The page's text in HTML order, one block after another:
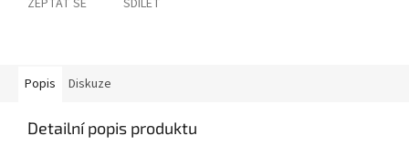
ZEPTAT SE SDÍLET
Popis Diskuze
Detailní popis produktu